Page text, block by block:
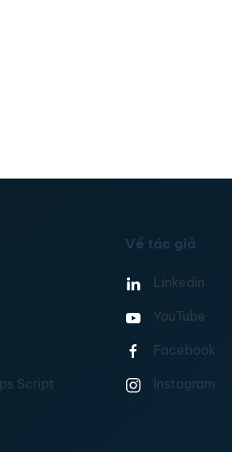
Script
Về tác giả
Linkedin
YouTube
Facebook
Instagram